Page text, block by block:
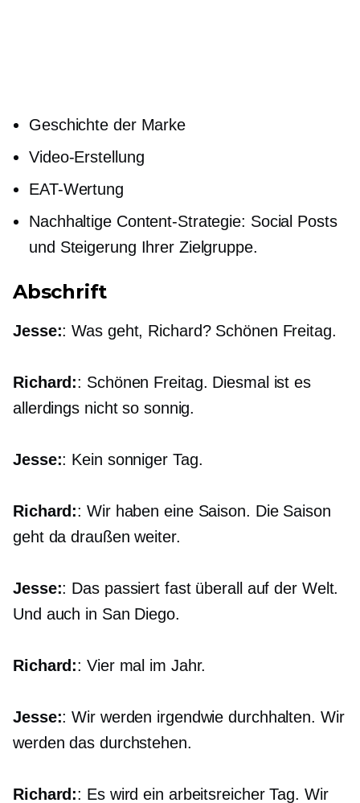
Geschichte der Marke
Video-Erstellung
EAT-Wertung
Nachhaltige Content-Strategie: Social Posts
und Steigerung Ihrer Zielgruppe.
Abschrift
Jesse:: Was geht, Richard? Schönen Freitag.
Richard:: Schönen Freitag. Diesmal ist es
allerdings nicht so sonnig.
Jesse:: Kein sonniger Tag.
Richard:: Wir haben eine Saison. Die Saison
geht da draußen weiter.
Jesse:: Das passiert fast überall auf der Welt.
Und auch in San Diego.
Richard:: Vier mal im Jahr.
Jesse:: Wir werden irgendwie durchhalten. Wir
werden das durchstehen.
Richard:: Es wird ein arbeitsreicher Tag. Wir